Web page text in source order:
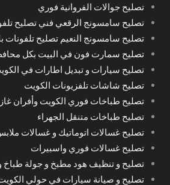
تصليح جوالات الفروانية فوري
تصليح سامسونج الرقعي فني تصليح
تصليح سامسونج النعيم تصليح تلفونات
تصليح سمارت فون في البيت بكل محافظات
تصليح سيارات و تبديل اطارات في الكويت 24
تصليح شاشات تلفزيونات الكويت
تصليح طباخات فوري الكويت وأفران غاز
تصليح طباخات متنقل الجهراء
تصليح غسالات اتوماتيك و غسالات
تصليح غسالات فوري واسبيرات
تصليح و تنظيف هود مطبخ و جولة طباخ
تصليح و صيانة سيارات في حولي